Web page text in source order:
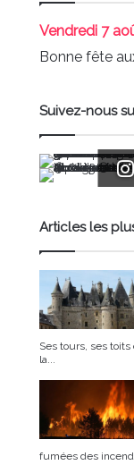
Vendredi 7
Bonne fête
Suivez-nous
Articles les
Ses tours, ses toits
la...
fumées des